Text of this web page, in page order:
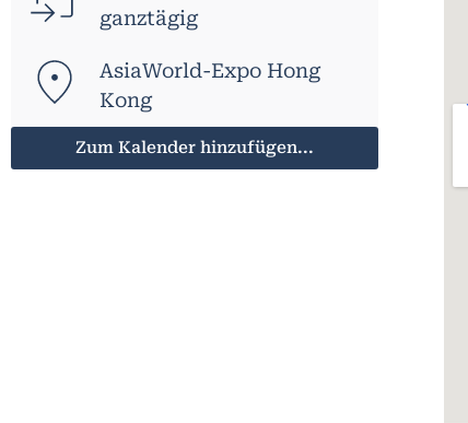
ganztägig
AsiaWorld-Expo Hong
Kong
Zum Kalender hinzufügen...